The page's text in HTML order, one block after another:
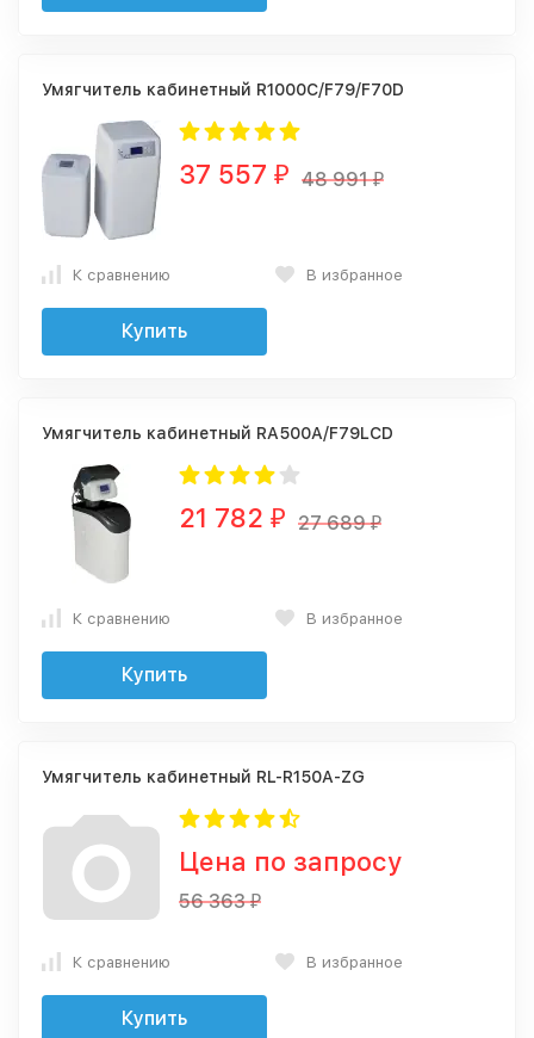
Умягчитель кабинетный R1000C/F79/F70D
37 557 ₽ 48 991₽
К сравнению В избранное
Купить
Умягчитель кабинетный RA500A/F79LCD
21 782 ₽ 27 689₽
К сравнению В избранное
Купить
Умягчитель кабинетный RL-R150A-ZG
Цена по запросу
56 363₽
К сравнению В избранное
Купить